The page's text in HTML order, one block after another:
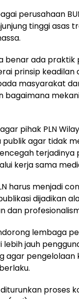
perusahaan
tinggi asas
benar ada
prinsip keadilan
masyarakat
bagaimana
pihak PLN
publik agar tidak
terjadinya
kerja sama
harus menjadi
dijadikan
dan
lembaga
jauh
agar
proses